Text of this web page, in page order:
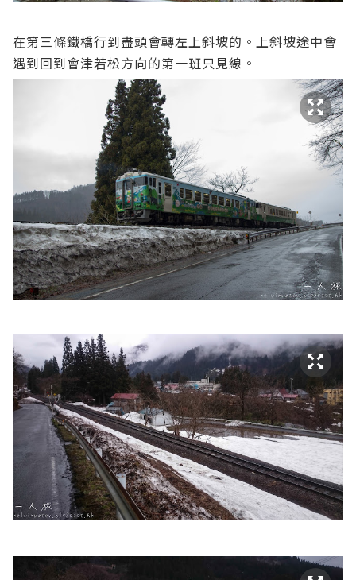
在第三條鐵橋行到盡頭會轉左上斜坡的。上斜坡途中會
遇到回到會津若松方向的第一班只見線。